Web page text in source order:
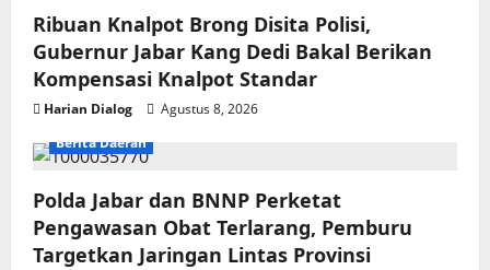
Ribuan Knalpot Brong Disita Polisi,
Gubernur Jabar Kang Dedi Bakal Berikan
Kompensasi Knalpot Standar
Harian Dialog
Agustus 8, 2026
Berita Daerah
Polda Jabar dan BNNP Perketat
Pengawasan Obat Terlarang, Pemburu
Targetkan Jaringan Lintas Provinsi